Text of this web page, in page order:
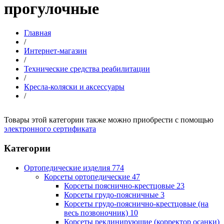
прогулочные
Главная
/
Интернет-магазин
/
Технические средства реабилитации
/
Кресла-коляски и аксессуары
/
Товары этой категории также можно приобрести с помощью
электронного сертификата
Категории
Ортопедические изделия 774
Корсеты ортопедические 47
Корсеты пояснично-крестцовые 23
Корсеты грудо-поясничные 3
Корсеты грудо-пояснично-крестцовые (на
весь позвоночник) 10
Корсеты реклинирующие (корректор осанки)